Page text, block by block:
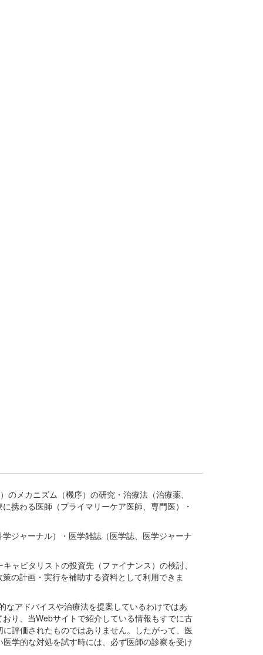
メカニズム（機序）の研究・治療法（治療薬、
携わる医師（プライマリーケア医師、専門医）・
ジャーナル）・医学雑誌（医学誌、医学ジャーナ
ャピタリストの投資先（ファイナンス）の検討、
の計画・実行を補助する資料として利用できま
アドバイスや治療法を提案しているわけではあ
り、当Webサイトで紹介している情報もすでに古
評価されたものではありません。したがって、医
学的な対処を試す時には、必ず医師の診察を受け